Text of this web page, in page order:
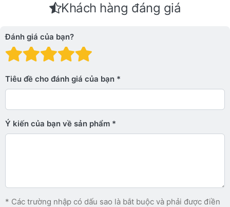
Khách hàng đáng giá
Đánh giá của bạn?
Đánh giá: 4 trên 5
Đánh giá: 3 trên 5 sao.
Đánh giá: 2 trên 5 sao.
Đánh giá: 1 trên 5 sao. Xấu
Tiêu đề cho đánh giá của bạn
Ý kiến ​​của bạn về sản phẩm
* Các trường nhập có dấu sao là bắt buộc và phải được điền